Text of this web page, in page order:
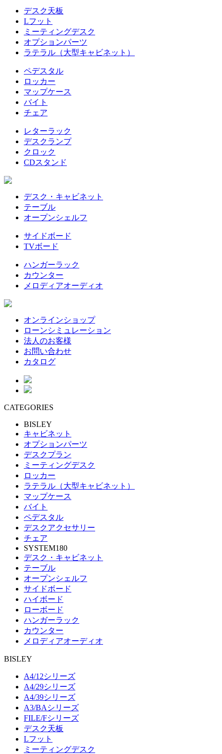
デスク天板
Lフット
ミーティングデスク
オプションパーツ
ラテラル（大型キャビネット）
ペデスタル
ロッカー
マップケース
バイト
チェア
レターラック
デスクランプ
クロック
CDスタンド
デスク・キャビネット
テーブル
オープンシェルフ
サイドボード
TVボード
ハンガーラック
カウンター
メロディアオーディオ
オンラインショップ
ローンシミュレーション
法人のお客様
お問い合わせ
カタログ
CATEGORIES
BISLEY
キャビネット
オプションパーツ
デスクプラン
ミーティングデスク
ロッカー
ラテラル（大型キャビネット）
マップケース
バイト
ペデスタル
デスクアクセサリー
チェア
SYSTEM180
デスク・キャビネット
テーブル
オープンシェルフ
サイドボード
ハイボード
ローボード
ハンガーラック
カウンター
メロディアオーディオ
BISLEY
A4/12シリーズ
A4/29シリーズ
A4/39シリーズ
A3/BAシリーズ
FILE/Fシリーズ
デスク天板
Lフット
ミーティングデスク